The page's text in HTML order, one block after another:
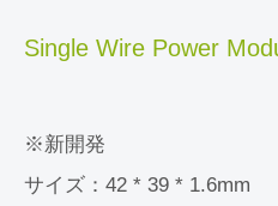
Single Wire Power
※新開発
サイズ：42 * 39 * 1.6mm